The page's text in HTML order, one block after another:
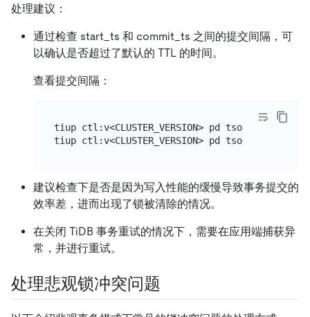
处理建议：
通过检查 start_ts 和 commit_ts 之间的提交间隔，可
以确认是否超过了默认的 TTL 的时间。
查看提交间隔：
tiup ctl:v<CLUSTER_VERSION> pd tso [start_ts]
建议检查下是否是因为写入性能的缓慢导致事务提交的
效率差，进而出现了锁被清除的情况。
在关闭 TiDB 事务重试的情况下，需要在应用端捕获异
常，并进行重试。
处理悲观锁冲突问题